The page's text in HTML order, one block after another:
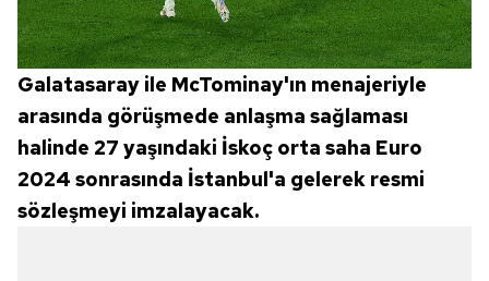
Galatasaray ile McTominay'ın menajeriyle
arasında görüşmede anlaşma sağlaması
halinde 27 yaşındaki İskoç orta saha Euro
2024 sonrasında İstanbul'a gelerek resmi
sözleşmeyi imzalayacak.